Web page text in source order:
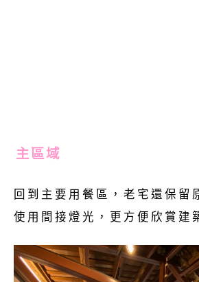
主區域
回到主要用餐區，老宅還保留
使用間接燈光，更方便欣賞建